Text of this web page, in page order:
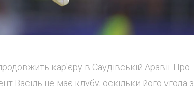
кар'єру в Саудівській Аравії. Про
Васіль не має клубу, оскільки його угода з